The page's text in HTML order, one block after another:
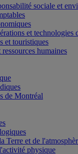
sociale et
et technologies
et touristiques
humaines
de Montréal
Terre et de
physique